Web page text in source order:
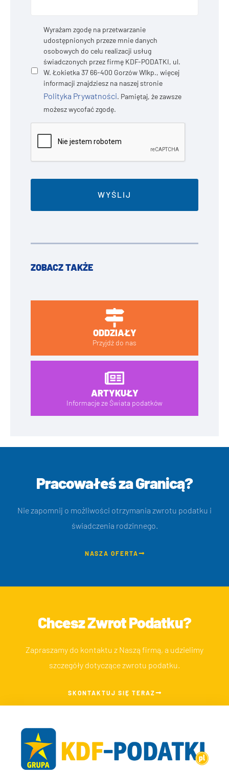
Prywatność *
Wyrażam zgodę na przetwarzanie
udostępnionych przeze mnie danych
osobowych do celu realizacji usług
świadczonych przez firmę KDF-PODATKI, ul.
W. Łokietka 37 66-400 Gorzów Wlkp., więcej
informacji znajdziesz na naszej stronie
Polityka Prywatności. Pamiętaj, że zawsze
możesz wycofać zgodę.
ZOBACZ TAKŻE
ODDZIAŁY
Przyjdź do nas
ARTYKUŁY
Informacje ze Świata podatków
Pracowałeś za Granicą?
Nie zapomnij o możliwości otrzymania zwrotu podatku i
świadczenia rodzinnego.
NASZA OFERTA
Chcesz Zwrot Podatku?
Zapraszamy do kontaktu z Naszą firmą, a udzielimy
szczegóły dotyczące zwrotu podatku.
SKONTAKTUJ SIĘ TERAZ